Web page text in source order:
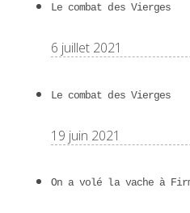
Le combat des Vierges
6 juillet 2021
Le combat des Vierges
19 juin 2021
On a volé la vache à